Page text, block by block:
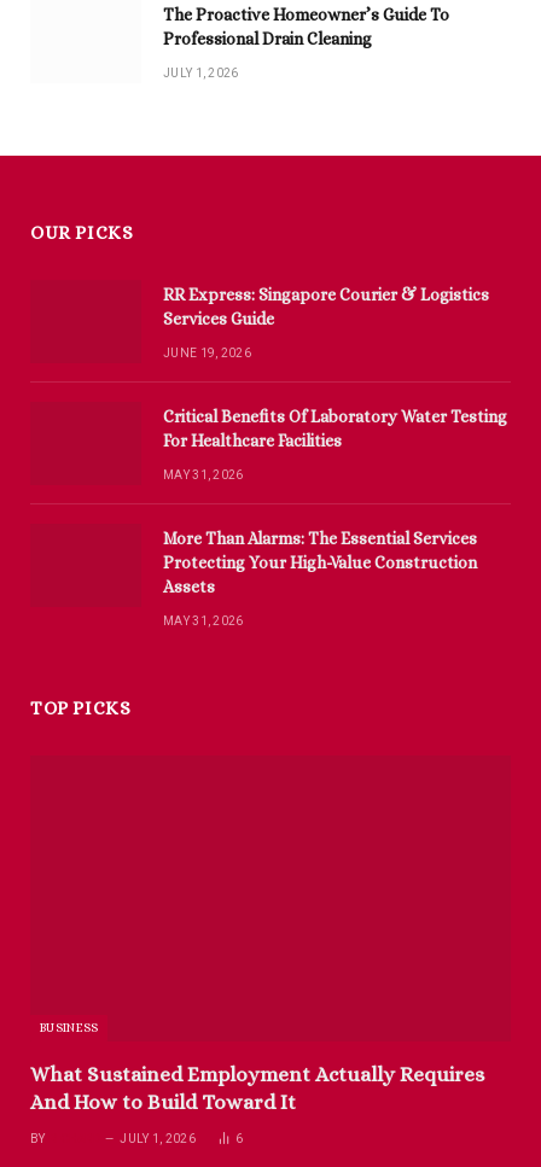
The Proactive Homeowner’s Guide To
Professional Drain Cleaning
JULY 1, 2026
OUR PICKS
RR Express: Singapore Courier & Logistics
Services Guide
JUNE 19, 2026
Critical Benefits Of Laboratory Water Testing
For Healthcare Facilities
MAY 31, 2026
More Than Alarms: The Essential Services
Protecting Your High-Value Construction
Assets
MAY 31, 2026
TOP PICKS
BUSINESS
What Sustained Employment Actually Requires
And How to Build Toward It
BY JULY 1, 2026 6